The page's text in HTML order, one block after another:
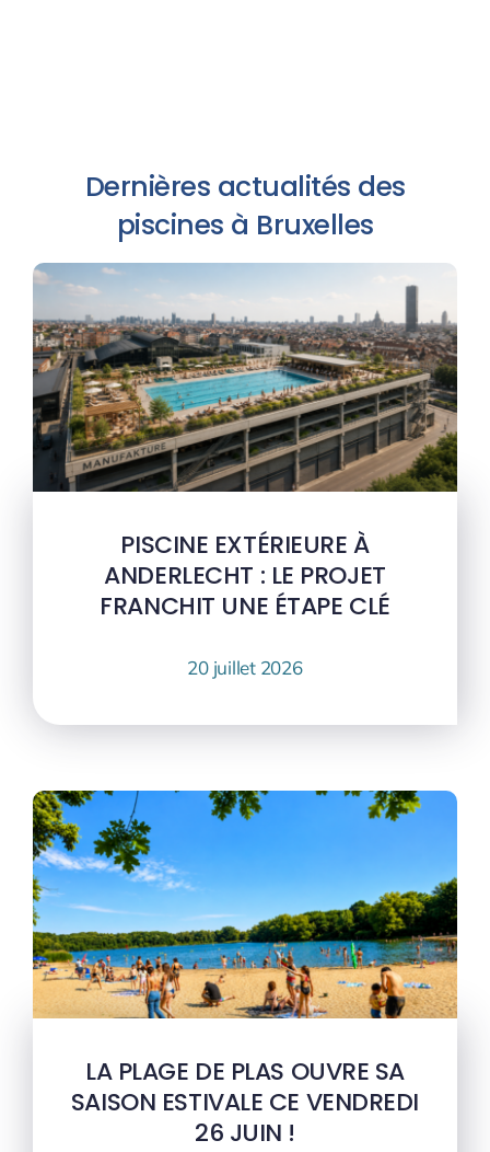
Dernières actualités des
piscines à Bruxelles
PISCINE EXTÉRIEURE À
ANDERLECHT : LE PROJET
FRANCHIT UNE ÉTAPE CLÉ
20 juillet 2026
LA PLAGE DE PLAS OUVRE SA
SAISON ESTIVALE CE VENDREDI
26 JUIN !